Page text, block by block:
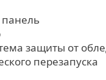
защиты от
перезапуска